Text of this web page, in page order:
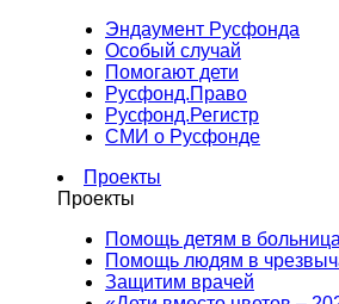
Эндаумент Русфонда
Особый случай
Помогают дети
Русфонд.Право
Русфонд.Регистр
СМИ о Русфонде
Проекты
Проекты
Помощь детям в
Помощь людям в
Защитим врачей